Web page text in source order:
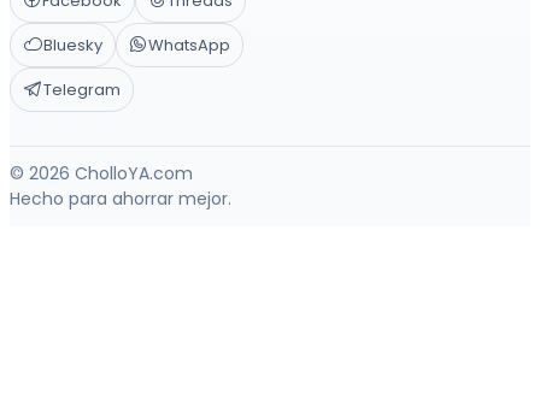
Bluesky
WhatsApp
Telegram
© 2026 CholloYA.com
Hecho para ahorrar mejor.